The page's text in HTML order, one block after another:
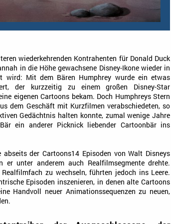
wiederkehrenden Kontrahenten für Donald Duck
in die Höhe gewachsene Disney-Ikone wieder in
wird: Mit dem Bären Humphrey wurde ein etwas
der kurzzeitig zu einem großen Disney-Star
eigenen Cartoons bekam. Doch Humphreys Stern
dem Geschäft mit Kurzfilmen verabschiedeten, so
Gedächtnis halten konnte, zumal wenige Jahre
ein anderer Picknick liebender Cartoonbär ins
der Cartoons14 Episoden von Walt Disneys
er unter anderem auch Realfilmsegmente drehte.
zu wechseln, führten jedoch ins Leere.
Episoden inszenieren, in denen alte Cartoons
Handvoll neuer Animationssequenzen zu neuen,